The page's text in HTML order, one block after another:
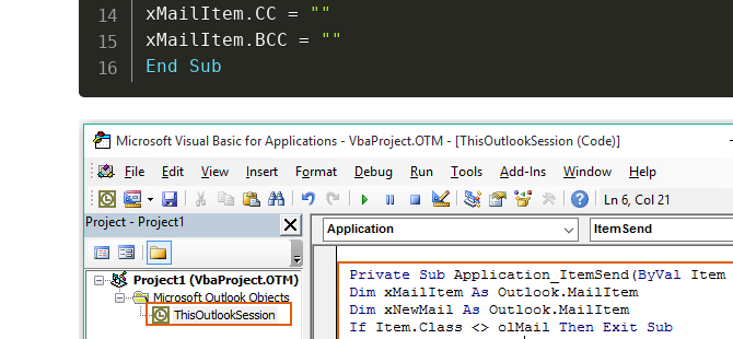
xMailItem . CC =
""
xMailItem . BCC =
""
End
Sub